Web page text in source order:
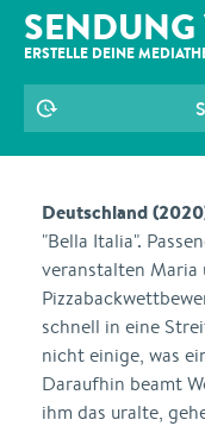
SENDUNG
ERSTELLE DEINE
Deutschland
"Bella Italia".
veranstalten Maria
schnell in eine
nicht einige, was
Daraufhin beamt
ihm das uralte,